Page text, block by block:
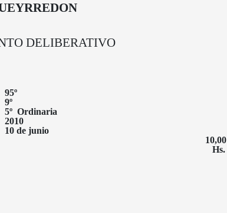
DELIBERATIVO
95º
9º
5º Ordinaria
2010
10 de junio
10,00
Hs.